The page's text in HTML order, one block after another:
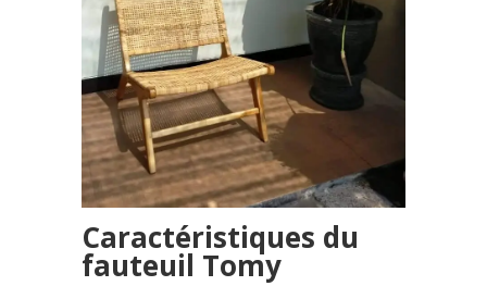
Caractéristiques du
fauteuil Tomy